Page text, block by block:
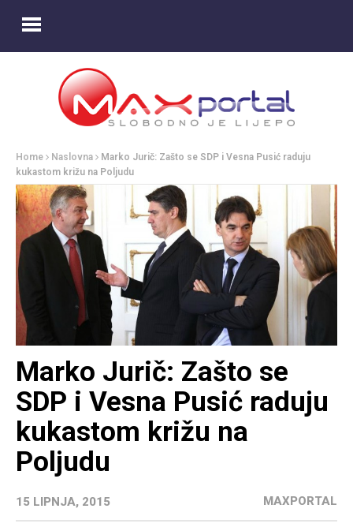
Home Naslovna
Marko Jurič: Zašto se SDP i Vesna Pusić raduju
kukastom križu na Poljudu
Marko Jurič: Zašto se
SDP i Vesna Pusić raduju
kukastom križu na
Poljudu
15 LIPNJA, 2015 MAXPORTAL